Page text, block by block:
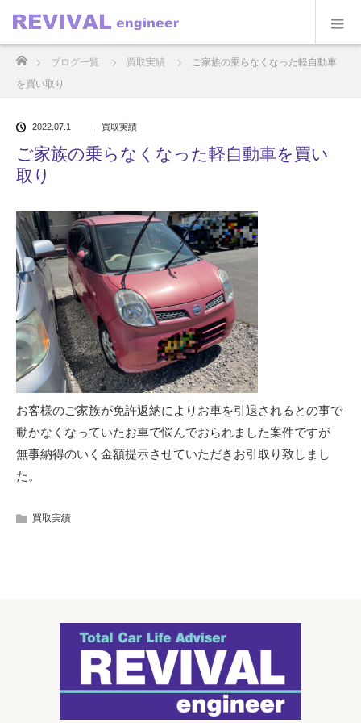
ブログ一覧 買取実績
ご家族の乗らなくなった軽自動車
を買い取り
2022.07.1 買取実績
ご家族の乗らなくなった軽自動車を買い
取り
お客様のご家族が免許返納によりお車を引退されるとの事で
動かなくなっていたお車で悩んでおられました案件ですが
無事納得のいく金額提示させていただきお引取り致しまし
た。
買取実績